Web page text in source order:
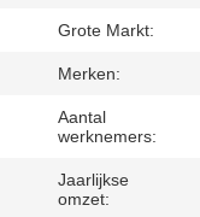
NEEM
CONTACT
MET
Grote Markt:
Merken:
Aantal
werknemers:
Jaarlijkse
omzet: